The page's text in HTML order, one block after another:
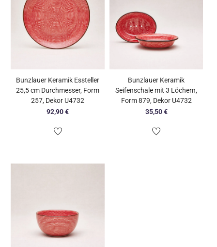
Bunzlauer Keramik Essteller
25,5 cm Durchmesser, Form
257, Dekor U4732
92,90€
Bunzlauer Keramik
Seifenschale mit 3 Löchern,
Form 879, Dekor U4732
35,50€